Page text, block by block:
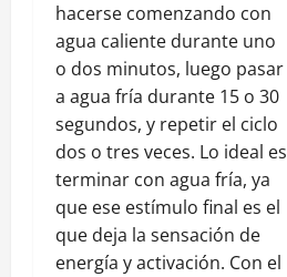
hacerse comenzando con
agua caliente durante uno
o dos minutos, luego pasar
a agua fría durante 15 o 30
segundos, y repetir el ciclo
dos o tres veces. Lo ideal es
terminar con agua fría, ya
que ese estímulo final es el
que deja la sensación de
energía y activación. Con el